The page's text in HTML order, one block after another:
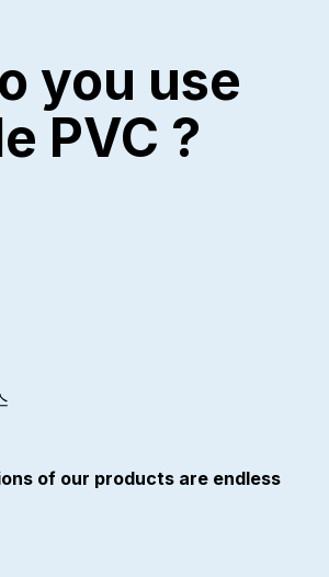
you use
PVC ?
of our products are endless